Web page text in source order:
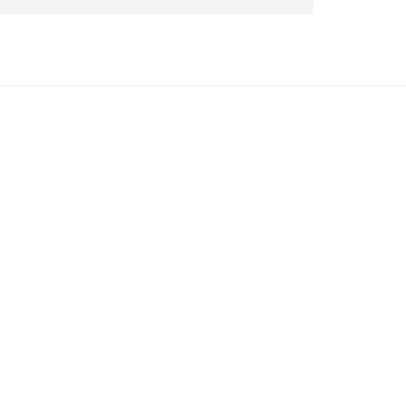
trh sólo spracované vína z tokajských odrôd
technológiami, vrátane riadenej